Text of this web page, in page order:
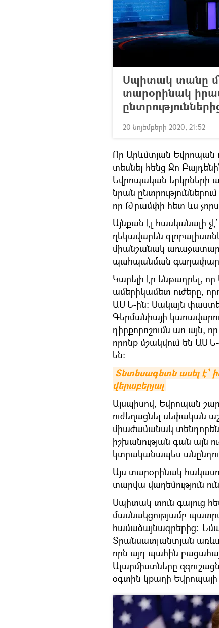
Սպիտակ տանը
տարօրինակ
20 նոյեմբերի 2020, 21:52
Որ Արևմտյան
տեսնել հենց Ջո
Եվրոպական երկրների
նրան
որ Թրամփի հետ ևս չորս
Այնքան էլ հասկանալի
ղեկավարեն
միանշանակ
պահպանման
Կարելի էր ենթադրել,
ամերիկամետ ուժերը,
ԱՄՆ-ին։ Սակայն
Գերմանիայի
դիրքորոշումն առ
որոնք մշակվում են ԱՄՆ-
են։
Տնտեսագետն ասել է՝
վերաբերյալ
Այսպիսով, Եվրոպան
ուժեղացնել սեփական
միաժամանակ
իշխանության գան այն
կտրականապես
Այս տարօրինակ
տարվա վաղեմություն
Սպիտակ տուն գալուց
մասնակցությամբ
համաձայնագրերից։
Տրանսատլանտյան
որն այդ պահին
Ալարմիստները
օգտին կքաղի Եվրոպայի